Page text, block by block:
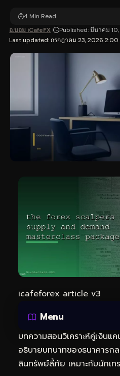
Last updated: กรกฎาคม 23, 2026 2:00
อ.บอม iCafeFX Published: มีนาคม
4 Min Read
icafeforex article v3
Menu
บทความสอนวิเคราะห์คู่เงิน
อธิบายบทบาทของธนาคารก
สินทรัพย์ลี้ภัย เหมาะกับนักเท